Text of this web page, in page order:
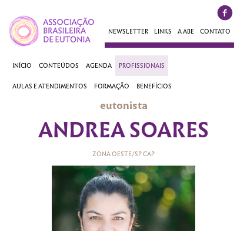
INÍCIO CONTEÚDOS AGENDA PROFISSIONAIS
AULAS E ATENDIMENTOS FORMAÇÃO BENEFÍCIOS
NEWSLETTER LINKS A ABE CONTATO
eutonista
ANDREA SOARES
ZONA OESTE/SP CAP